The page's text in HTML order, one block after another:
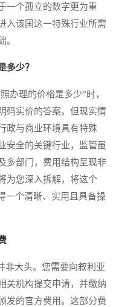
一个孤立的数字更为重
入该国这一特殊行业所需
。
多少？
理的价格是多少”时，
码实价的答案。但现实情
政与商业环境具有特殊
安全的关键行业，监管虽
多部门，费用结构呈现非
为您深入拆解，将这个
一个清晰、实用且具备操
大头。您需要向叙利亚
关机构提交申请，并缴纳
发的官方费用。这部分费